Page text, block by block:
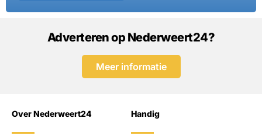
Adverteren op Nederweert24?
Meer informatie
Over Nederweert24 Handig